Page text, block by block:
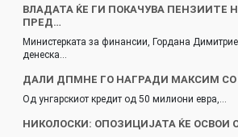
ВЛАДАТА ЌЕ ГИ ПОКАЧУВА ПЕНЗИИТЕ
ПРЕД…
Министерката за финансии, Гордана
денеска…
ДАЛИ ДПМНЕ ГО НАГРАДИ МАКСИМ СО
Од унгарскиот кредит од 50 милиони евра,…
НИКОЛОСКИ: ОПОЗИЦИЈАТА ЌЕ ОСВОИ